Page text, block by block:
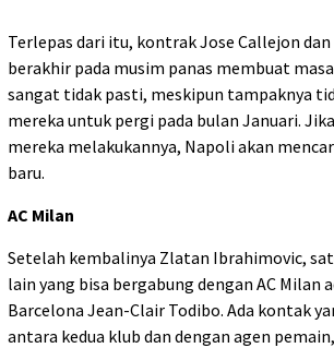
Terlepas dari itu, kontrak Jose Callejon
berakhir pada musim panas membuat
sangat tidak pasti, meskipun tampaknya
mereka untuk pergi pada bulan Januari.
mereka melakukannya, Napoli akan
baru.
AC Milan
Setelah kembalinya Zlatan Ibrahimovic,
lain yang bisa bergabung dengan AC Milan
Barcelona Jean-Clair Todibo. Ada kontak
antara kedua klub dan dengan agen